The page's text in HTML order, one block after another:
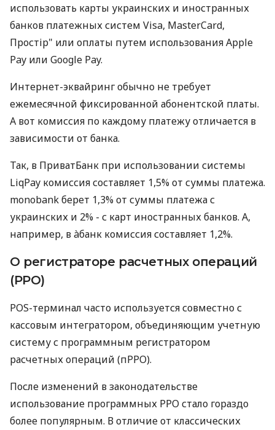
использовать карты украинских и иностранных
банков платежных систем Visa, MasterCard,
Простір" или оплаты путем использования Apple
Pay или Google Pay.
Интернет-эквайринг обычно не требует
ежемесячной фиксированной абонентской платы.
А вот комиссия по каждому платежу отличается в
зависимости от банка.
Так, в ПриватБанк при использовании системы
LiqPay комиссия составляет 1,5% от суммы платежа.
monobank берет 1,3% от суммы платежа с
украинских и 2% - с карт иностранных банков. А,
например, в àбанк комиссия составляет 1,2%.
О регистраторе расчетных операций
(РРО)
POS-терминал часто используется совместно с
кассовым интегратором, объединяющим учетную
систему с программным регистратором
расчетных операций (пРРО).
После изменений в законодательстве
использование программных РРО стало гораздо
более популярным. В отличие от классических